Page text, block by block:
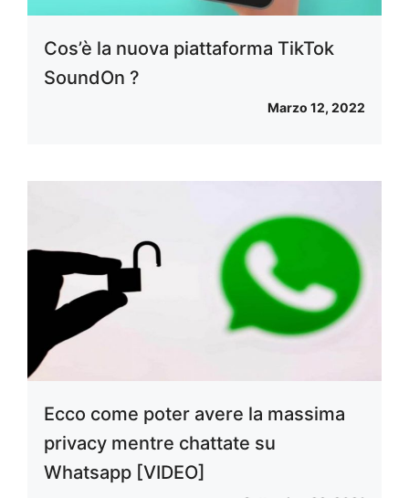
Cos’è la nuova piattaforma TikTok
SoundOn ?
Marzo 12, 2022
Ecco come poter avere la massima
privacy mentre chattate su
Whatsapp [VIDEO]